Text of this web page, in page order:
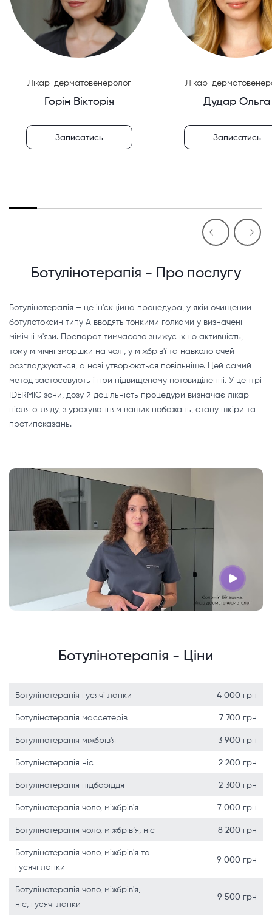
Лікар-дерматовенеролог
Горін Вікторія
Записатись
Лікар-
Дудар Ольга
Записатись
Ботулінотерапія - Про послугу
Ботулінотерапія – це ін'єкційна процедура, у якій очищений
ботулотоксин типу А вводять тонкими голками у визначені
мімічні м'язи. Препарат тимчасово знижує їхню активність,
тому мімічні зморшки на чолі, у міжбрів'ї та навколо очей
розгладжуються, а нові утворюються повільніше. Цей самий
метод застосовують і при підвищеному потовиділенні. У центрі
IDERMIC зони, дозу й доцільність процедури визначає лікар
після огляду, з урахуванням ваших побажань, стану шкіри та
протипоказань.
Ботулінотерапія - Ціни
Ботулінотерапія гусячі лапки 4 000 грн
Ботулінотерапія массетерів 7 700 грн
Ботулінотерапія міжбрів'я 3 900 грн
Ботулінотерапія ніс 2 200 грн
Ботулінотерапія підборіддя 2 300 грн
Ботулінотерапія чоло, міжбрів'я 7 000 грн
Ботулінотерапія чоло, міжбрів‘я, ніс 8 200 грн
Ботулінотерапія чоло, міжбрів'я та
гусячі лапки
9 000 грн
Ботулінотерапія чоло, міжбрів'я,
ніс, гусячі лапки
9 500 грн